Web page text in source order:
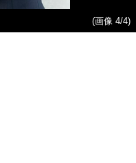
(画像 4/4)